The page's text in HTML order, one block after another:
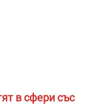
в сфери със